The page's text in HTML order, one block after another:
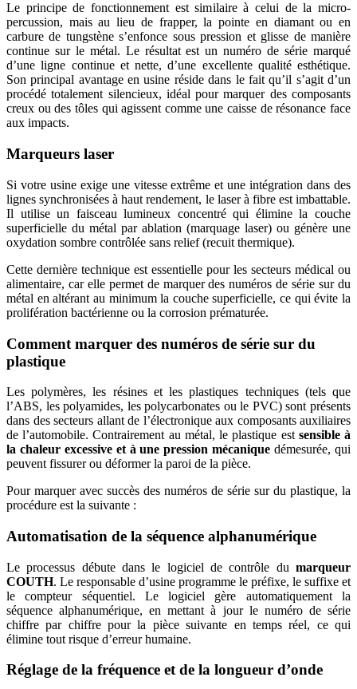
Le principe de fonctionnement est similaire à celui de la micro-
percussion, mais au lieu de frapper, la pointe en diamant ou en
carbure de tungstène s’enfonce sous pression et glisse de manière
continue sur le métal. Le résultat est un numéro de série marqué
d’une ligne continue et nette, d’une excellente qualité esthétique.
Son principal avantage en usine réside dans le fait qu’il s’agit d’un
procédé totalement silencieux, idéal pour marquer des composants
creux ou des tôles qui agissent comme une caisse de résonance face
aux impacts.
Marqueurs laser
Si votre usine exige une vitesse extrême et une intégration dans des
lignes synchronisées à haut rendement, le laser à fibre est imbattable.
Il utilise un faisceau lumineux concentré qui élimine la couche
superficielle du métal par ablation (marquage laser) ou génère une
oxydation sombre contrôlée sans relief (recuit thermique).
Cette dernière technique est essentielle pour les secteurs médical ou
alimentaire, car elle permet de marquer des numéros de série sur du
métal en altérant au minimum la couche superficielle, ce qui évite la
prolifération bactérienne ou la corrosion prématurée.
Comment marquer des numéros de série sur du
plastique
Les polymères, les résines et les plastiques techniques (tels que
l’ABS, les polyamides, les polycarbonates ou le PVC) sont présents
dans des secteurs allant de l’électronique aux composants auxiliaires
de l’automobile. Contrairement au métal, le plastique est sensible à
la chaleur excessive et à une pression mécanique démesurée, qui
peuvent fissurer ou déformer la paroi de la pièce.
Pour marquer avec succès des numéros de série sur du plastique, la
procédure est la suivante :
Automatisation de la séquence alphanumérique
Le processus débute dans le logiciel de contrôle du marqueur
COUTH. Le responsable d’usine programme le préfixe, le suffixe et
le compteur séquentiel. Le logiciel gère automatiquement la
séquence alphanumérique, en mettant à jour le numéro de série
chiffre par chiffre pour la pièce suivante en temps réel, ce qui
élimine tout risque d’erreur humaine.
Réglage de la fréquence et de la longueur d’onde